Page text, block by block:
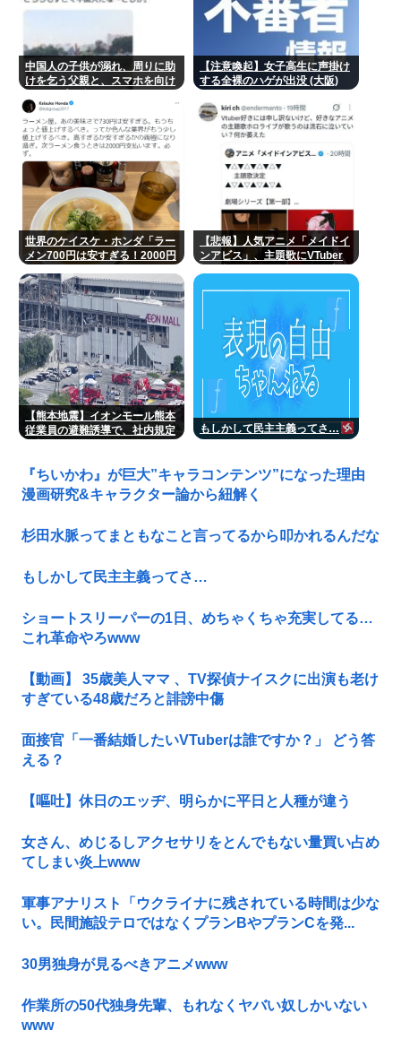
中国人の子供が溺れ、周りに助
けを乞う父親と、スマホを向け
【注意喚起】女子高生に声掛け
する全裸のハゲが出没 (大阪)
世界のケイスケ・ホンダ「ラー
メン700円は安すぎる！2000円
【悲報】人気アニメ「メイドイ
ンアビス」、主題歌にVTuber
【熊本地震】イオンモール熊本
従業員の避難誘導で、社内規定
もしかして民主主義ってさ…
『ちいかわ』が巨大”キャラコンテンツ”になった理由
漫画研究&キャラクター論から紐解く
杉田水脈ってまともなこと言ってるから叩かれるんだな
もしかして民主主義ってさ…
ショートスリーパーの1日、めちゃくちゃ充実してる…
これ革命やろwww
【動画】 35歳美人ママ 、TV探偵ナイスクに出演も老け
すぎている48歳だろと誹謗中傷
面接官「一番結婚したいVTuberは誰ですか？」 どう答
える？
【嘔吐】休日のエッヂ、明らかに平日と人種が違う
女さん、めじるしアクセサリをとんでもない量買い占め
てしまい炎上www
軍事アナリスト「ウクライナに残されている時間は少な
い。民間施設テロではなくプランBやプランCを発...
30男独身が見るべきアニメwww
作業所の50代独身先輩、もれなくヤバい奴しかいない
www